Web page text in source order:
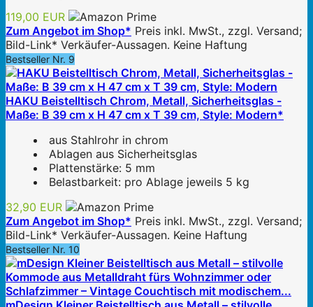
119,00 EUR
Zum Angebot im Shop* Preis inkl. MwSt., zzgl. Versand;
Bild-Link* Verkäufer-Aussagen. Keine Haftung
Bestseller Nr. 9
HAKU Beistelltisch Chrom, Metall, Sicherheitsglas -
Maße: B 39 cm x H 47 cm x T 39 cm, Style: Modern*
aus Stahlrohr in chrom
Ablagen aus Sicherheitsglas
Plattenstärke: 5 mm
Belastbarkeit: pro Ablage jeweils 5 kg
32,90 EUR
Zum Angebot im Shop* Preis inkl. MwSt., zzgl. Versand;
Bild-Link* Verkäufer-Aussagen. Keine Haftung
Bestseller Nr. 10